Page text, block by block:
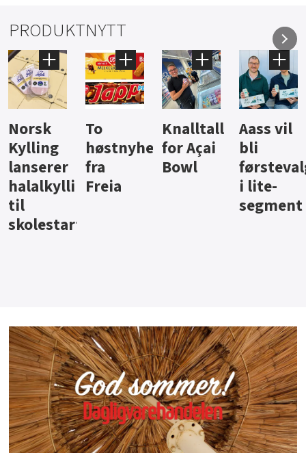
PRODUKTNYTT
Knalltall
for Açai
Bowl
Aass vil
bli
førstevalg
i lite-
Brus og
jus fra
Berentsen
Hard
iste fra
Hansa